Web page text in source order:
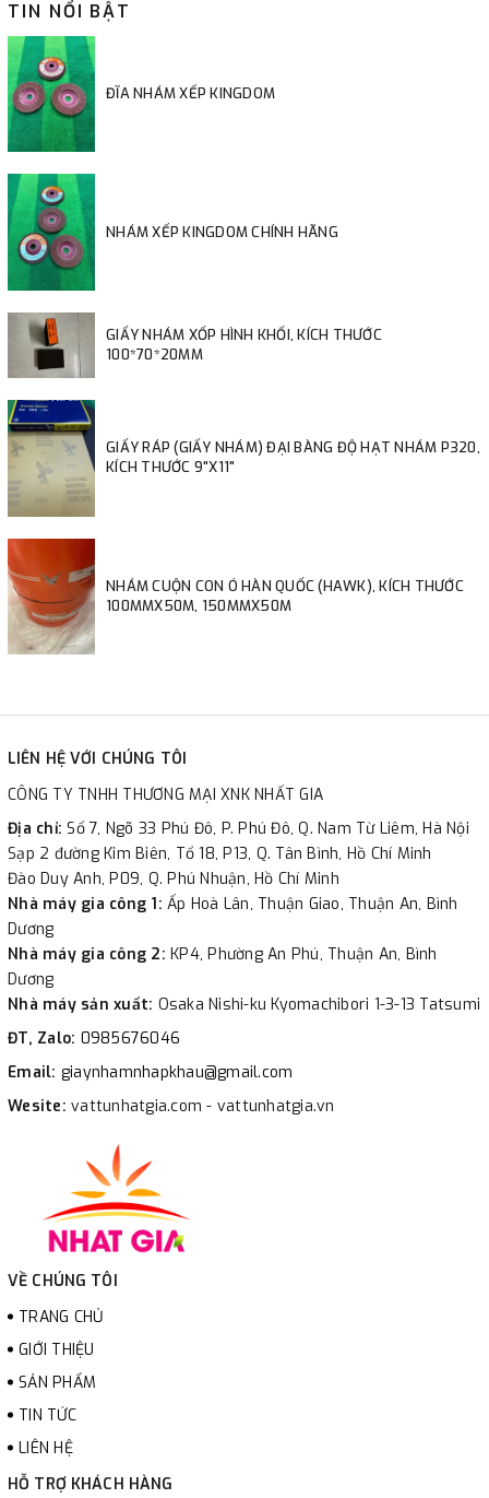
TIN NỔI BẬT
ĐĨA NHÁM XẾP KINGDOM
NHÁM XẾP KINGDOM CHÍNH HÃNG
GIẤY NHÁM XỐP HÌNH KHỐI, KÍCH THƯỚC
100*70*20MM
GIẤY RÁP (GIẤY NHÁM) ĐẠI BÀNG ĐỘ HẠT NHÁM P320,
KÍCH THƯỚC 9"X11"
NHÁM CUỘN CON Ó HÀN QUỐC (HAWK), KÍCH THƯỚC
100MMX50M, 150MMX50M
LIÊN HỆ VỚI CHÚNG TÔI
CÔNG TY TNHH THƯƠNG MẠI XNK NHẤT GIA
Địa chỉ:Số 7, Ngõ 33 Phú Đô, P. Phú Đô, Q. Nam Từ Liêm, Hà Nội
Sạp 2 đường Kim Biên, Tổ 18, P13, Q. Tân Bình, Hồ Chí Minh
Đào Duy Anh, P09, Q. Phú Nhuận, Hồ Chí Minh
Nhà máy gia công 1: Ấp Hoà Lân, Thuận Giao, Thuận An, Bình
Dương
Nhà máy gia công 2: KP4, Phường An Phú, Thuận An, Bình
Dương
Nhà máy sản xuất: Osaka Nishi-ku Kyomachibori 1-3-13 Tatsumi
ĐT, Zalo: 0985676046
Email: giaynhamnhapkhau@gmail.com
Wesite: vattunhatgia.com - vattunhatgia.vn
VỀ CHÚNG TÔI
TRANG CHỦ
GIỚI THIỆU
SẢN PHẨM
TIN TỨC
LIÊN HỆ
HỖ TRỢ KHÁCH HÀNG